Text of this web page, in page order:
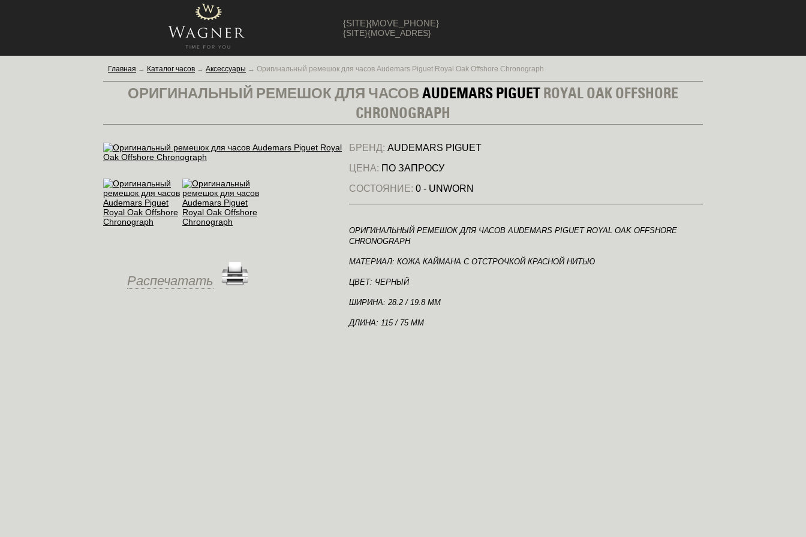
{SITE}{MOVE_PHONE}
{SITE}{MOVE_ADRES}
Главная → Каталог часов → Аксессуары → Оригинальный ремешок для часов Audemars Piguet Royal Oak Offshore Chronograph
ОРИГИНАЛЬНЫЙ РЕМЕШОК ДЛЯ ЧАСОВAUDEMARS PIGUETROYAL OAK OFFSHORE
CHRONOGRAPH
Распечатать
БРЕНД: AUDEMARS PIGUET
ЦЕНА: ПО ЗАПРОСУ
СОСТОЯНИЕ: 0 - UNWORN
ОРИГИНАЛЬНЫЙ РЕМЕШОК ДЛЯ ЧАСОВ AUDEMARS PIGUET ROYAL OAK OFFSHORE
CHRONOGRAPH
МАТЕРИАЛ: КОЖА КАЙМАНА С ОТСТРОЧКОЙ КРАСНОЙ НИТЬЮ
ЦВЕТ: ЧЕРНЫЙ
ШИРИНА: 28.2 / 19.8 ММ
ДЛИНА: 115 / 75 ММ